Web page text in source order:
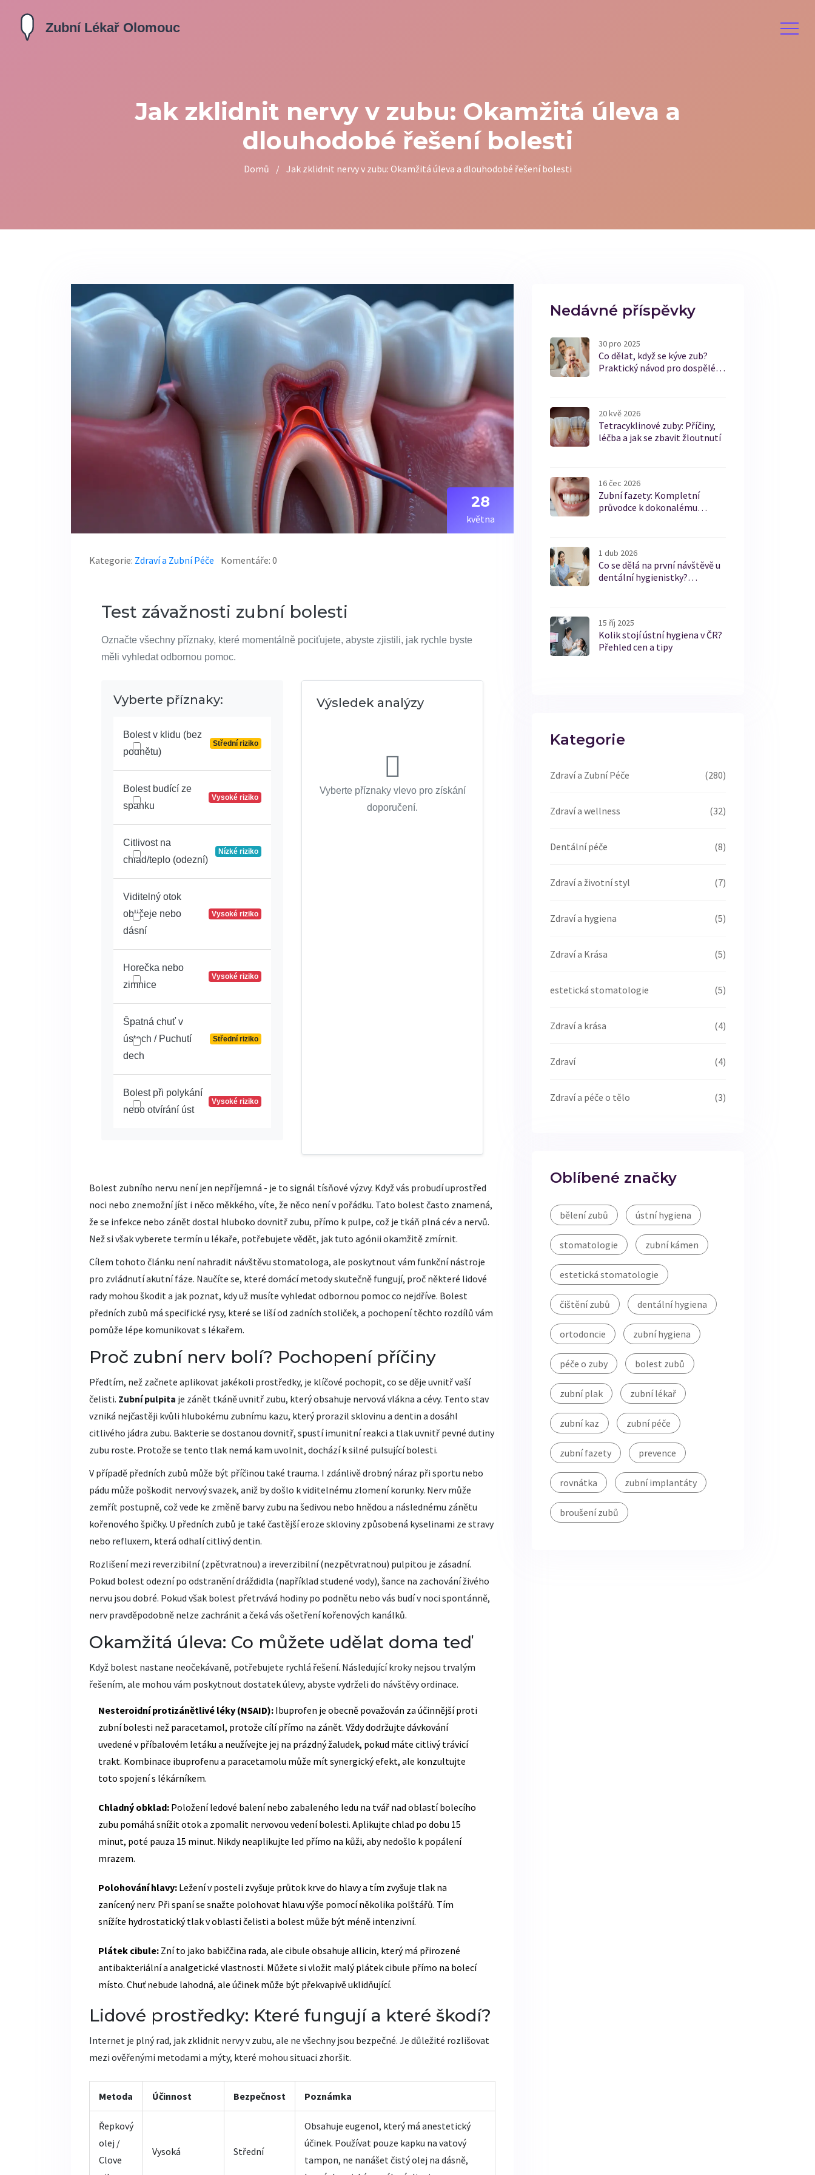
Jak zklidnit nervy v zubu: Okamžitá úleva a
dlouhodobé řešení bolesti
Domů / Jak zklidnit nervy v zubu: Okamžitá úleva a dlouhodobé řešení bolesti
28
května
Kategorie: Zdraví a Zubní Péče Komentáře: 0
Test závažnosti zubní bolesti
Označte všechny příznaky, které momentálně pociťujete, abyste zjistili, jak rychle byste
měli vyhledat odbornou pomoc.
Vyberte příznaky:
Bolest v klidu (bez
podnětu)
Střední riziko
Bolest budící ze
spánku
Vysoké riziko
Citlivost na
chlad/teplo (odezní)
Nízké riziko
Viditelný otok
obličeje nebo
dásní
Vysoké riziko
Horečka nebo
zimnice
Vysoké riziko
Špatná chuť v
ústech / Puchutí
dech
Střední riziko
Bolest při polykání
nebo otvírání úst
Vysoké riziko
Výsledek analýzy
Vyberte příznaky vlevo pro získání
doporučení.
Bolest zubního nervu není jen nepříjemná - je to signál tísňové výzvy. Když vás probudí uprostřed
noci nebo znemožní jíst i něco měkkého, víte, že něco není v pořádku. Tato bolest často znamená,
že se infekce nebo zánět dostal hluboko dovnitř zubu, přímo k pulpe, což je tkáň plná cév a nervů.
Než si však vyberete termín u lékaře, potřebujete vědět, jak tuto agónii okamžitě zmírnit.
Cílem tohoto článku není nahradit návštěvu stomatologa, ale poskytnout vám funkční nástroje
pro zvládnutí akutní fáze. Naučíte se, které domácí metody skutečně fungují, proč některé lidové
rady mohou škodit a jak poznat, kdy už musíte vyhledat odbornou pomoc co nejdříve. Bolest
předních zubů má specifické rysy, které se liší od zadních stoliček, a pochopení těchto rozdílů vám
pomůže lépe komunikovat s lékařem.
Proč zubní nerv bolí? Pochopení příčiny
Předtím, než začnete aplikovat jakékoli prostředky, je klíčové pochopit, co se děje uvnitř vaší
čelisti. Zubní pulpita je zánět tkáně uvnitř zubu, který obsahuje nervová vlákna a cévy. Tento stav
vzniká nejčastěji kvůli hlubokému zubnímu kazu, který prorazil sklovinu a dentin a dosáhl
citlivého jádra zubu. Bakterie se dostanou dovnitř, spustí imunitní reakci a tlak uvnitř pevné dutiny
zubu roste. Protože se tento tlak nemá kam uvolnit, dochází k silné pulsující bolesti.
V případě předních zubů může být příčinou také trauma. I zdánlivě drobný náraz při sportu nebo
pádu může poškodit nervový svazek, aniž by došlo k viditelnému zlomení korunky. Nerv může
zemřít postupně, což vede ke změně barvy zubu na šedivou nebo hnědou a následnému zánětu
kořenového špičky. U předních zubů je také častější eroze skloviny způsobená kyselinami ze stravy
nebo refluxem, která odhalí citlivý dentin.
Rozlišení mezi reverzibilní (zpětvratnou) a ireverzibilní (nezpětvratnou) pulpitou je zásadní.
Pokud bolest odezní po odstranění dráždidla (například studené vody), šance na zachování živého
nervu jsou dobré. Pokud však bolest přetrvává hodiny po podnětu nebo vás budí v noci spontánně,
nerv pravděpodobně nelze zachránit a čeká vás ošetření kořenových kanálků.
Okamžitá úleva: Co můžete udělat doma teď
Když bolest nastane neočekávaně, potřebujete rychlá řešení. Následující kroky nejsou trvalým
řešením, ale mohou vám poskytnout dostatek úlevy, abyste vydrželi do návštěvy ordinace.
Nesteroidní protizánětlivé léky (NSAID): Ibuprofen je obecně považován za účinnější proti
zubní bolesti než paracetamol, protože cílí přímo na zánět. Vždy dodržujte dávkování
uvedené v příbalovém letáku a neužívejte jej na prázdný žaludek, pokud máte citlivý trávicí
trakt. Kombinace ibuprofenu a paracetamolu může mít synergický efekt, ale konzultujte
toto spojení s lékárníkem.
Chladný obklad: Položení ledové balení nebo zabaleného ledu na tvář nad oblastí bolecího
zubu pomáhá snížit otok a zpomalit nervovou vedení bolesti. Aplikujte chlad po dobu 15
minut, poté pauza 15 minut. Nikdy neaplikujte led přímo na kůži, aby nedošlo k popálení
mrazem.
Polohování hlavy: Ležení v posteli zvyšuje průtok krve do hlavy a tím zvyšuje tlak na
zanícený nerv. Při spaní se snažte polohovat hlavu výše pomocí několika polštářů. Tím
snížíte hydrostatický tlak v oblasti čelisti a bolest může být méně intenzivní.
Plátek cibule: Zní to jako babiččina rada, ale cibule obsahuje allicin, který má přirozené
antibakteriální a analgetické vlastnosti. Můžete si vložit malý plátek cibule přímo na bolecí
místo. Chuť nebude lahodná, ale účinek může být překvapivě uklidňující.
Lidové prostředky: Které fungují a které škodí?
Internet je plný rad, jak zklidnit nervy v zubu, ale ne všechny jsou bezpečné. Je důležité rozlišovat
mezi ověřenými metodami a mýty, které mohou situaci zhoršit.
Metoda Účinnost Bezpečnost Poznámka
Řepkový
olej /
Clove
Vysoká Střední
Obsahuje eugenol, který má anestetický
účinek. Používat pouze kapku na vatový
tampon, ne nanášet čistý olej na dásně,
Nedávné příspěvky
30 pro 2025
Co dělat, když se kýve zub?
Praktický návod pro dospělé i
20 kvě 2026
Tetracyklinové zuby: Příčiny,
léčba a jak se zbavit žloutnutí
16 čec 2026
Zubní fazety: Kompletní
průvodce k dokonalému
1 dub 2026
Co se dělá na první návštěvě u
dentální hygienistky?
15 říj 2025
Kolik stojí ústní hygiena v ČR?
Přehled cen a tipy
Kategorie
Zdraví a Zubní Péče (280)
Zdraví a wellness (32)
Dentální péče (8)
Zdraví a životní styl (7)
Zdraví a hygiena (5)
Zdraví a Krása (5)
estetická stomatologie (5)
Zdraví a krása (4)
Zdraví (4)
Zdraví a péče o tělo (3)
Oblíbené značky
bělení zubů ústní hygiena
stomatologie zubní kámen
estetická stomatologie
čištění zubů dentální hygiena
ortodoncie zubní hygiena
péče o zuby bolest zubů
zubní plak zubní lékař
zubní kaz zubní péče
zubní fazety prevence
rovnátka zubní implantáty
broušení zubů